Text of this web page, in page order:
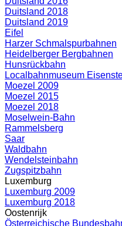
Duitsland 2018
Duitsland 2019
Eifel
Harzer Schmalspurbahnen
Heidelberger Bergbahnen
Hunsrückbahn
Localbahnmuseum
Moezel 2009
Moezel 2015
Moezel 2018
Moselwein-Bahn
Rammelsberg
Saar
Waldbahn
Wendelsteinbahn
Zugspitzbahn
Luxemburg
Luxemburg 2009
Luxemburg 2018
Oostenrijk
Österreichische